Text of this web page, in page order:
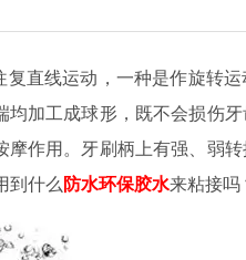
直线运动，一种是作旋转
加工成球形，既不会损伤牙
作用。牙刷柄上有强、弱
到什么防水环保胶水来粘接吗